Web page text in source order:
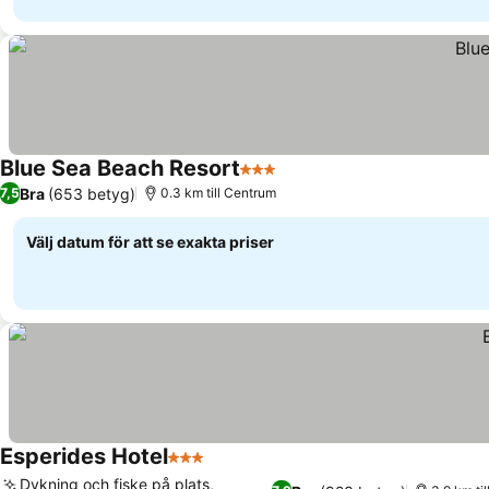
Blue Sea Beach Resort3 Stjärnor
7,5Bra (653 betyg) 0.3 km till Centrum
Välj datum för att se exakta priser
Esperides Hotel3 Stjärnor
Dykning och fiske på plats,